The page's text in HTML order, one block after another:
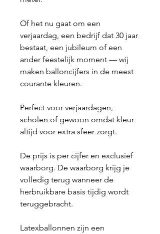
Of het nu gaat om een
verjaardag, een bedrijf dat 30 jaar
bestaat, een jubileum of een
ander feestelijk moment — wij
maken balloncijfers in de meest
courante kleuren.
Perfect voor verjaardagen,
scholen of gewoon omdat kleur
altijd voor extra sfeer zorgt.
De prijs is per cijfer en exclusief
waarborg. De waarborg krijg je
volledig terug wanneer de
herbruikbare basis tijdig wordt
teruggebracht.
Latexballonnen zijn een